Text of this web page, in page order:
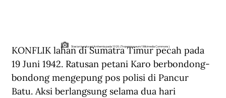
Stasiun kereta api Arnhemia pada 1920. (Tropenmuseum/Wikimedia Commons).
KONFLIK lahan di Sumatra Timur pecah pada
19 Juni 1942. Ratusan petani Karo berbondong-
bondong mengepung pos polisi di Pancur
Batu. Aksi berlangsung selama dua hari